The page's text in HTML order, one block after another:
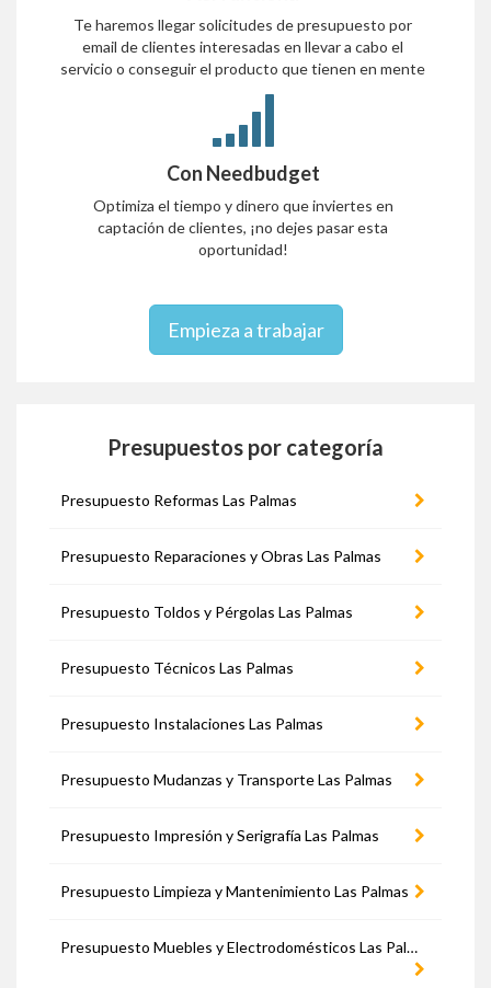
Te haremos llegar solicitudes de presupuesto por
email de clientes interesadas en llevar a cabo el
servicio o conseguir el producto que tienen en mente
Con Needbudget
Optimiza el tiempo y dinero que inviertes en
captación de clientes, ¡no dejes pasar esta
oportunidad!
Empieza a trabajar
Presupuestos por categoría
Presupuesto Reformas Las Palmas
Presupuesto Reparaciones y Obras Las Palmas
Presupuesto Toldos y Pérgolas Las Palmas
Presupuesto Técnicos Las Palmas
Presupuesto Instalaciones Las Palmas
Presupuesto Mudanzas y Transporte Las Palmas
Presupuesto Impresión y Serigrafía Las Palmas
Presupuesto Limpieza y Mantenimiento Las Palmas
Presupuesto Muebles y Electrodomésticos Las Palmas